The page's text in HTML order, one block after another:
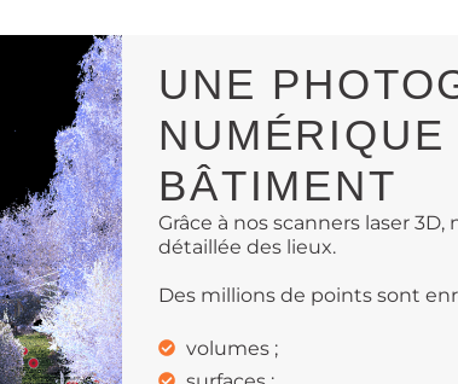
UNE
BÂTIMENT
Grâce à nos scanners laser
détaillée des lieux.
Des millions de points sont
volumes ;